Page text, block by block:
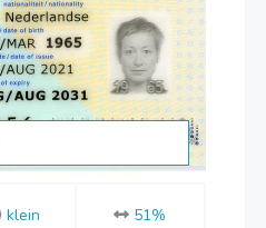
klein 51%